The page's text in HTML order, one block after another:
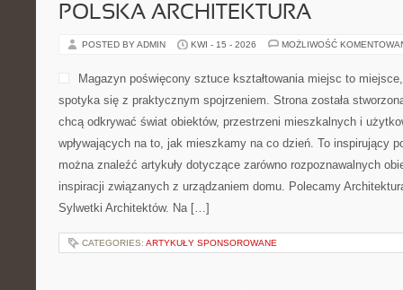
POLSKA ARCHITEKTURA
POSTED BY ADMIN KWI - 15 - 2026 MOŻLIWOŚĆ
Magazyn poświęcony sztuce kształtowania miejsc to
spotyka się z praktycznym spojrzeniem. Strona została
chcą odkrywać świat obiektów, przestrzeni mieszkalnych i
wpływających na to, jak mieszkamy na co dzień. To inspirujący
można znaleźć artykuły dotyczące zarówno rozpoznawalnych
inspiracji związanych z urządzaniem domu. Polecamy
Sylwetki Architektów. Na […]
CATEGORIES: ARTYKUŁY SPONSOROWANE